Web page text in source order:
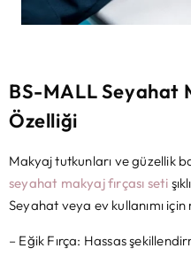
BS-MALL Seyahat
Özelliği
Makyaj tutkunları ve güzellik
seyahat makyaj fırçası seti
Seyahat veya ev kullanımı
– Eğik Fırça: Hassas